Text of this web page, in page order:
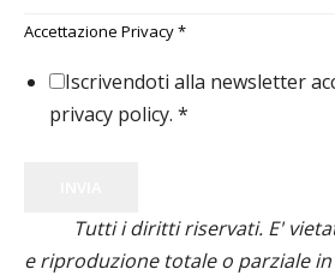
Accettazione Privacy*
Iscrivendoti alla newsletter
privacy policy. *
Tutti i diritti riservati. E'
e riproduzione totale o parziale